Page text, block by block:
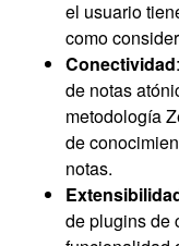
el usuario
como
Conectividad
de notas
metodología
de
notas.
de plugins de